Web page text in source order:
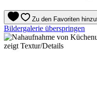
Zu den Favoriten
Bildergalerie überspringen